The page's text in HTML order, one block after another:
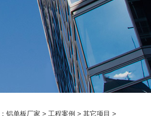
铝单板厂家 > 工程案例 > 其它项目 >